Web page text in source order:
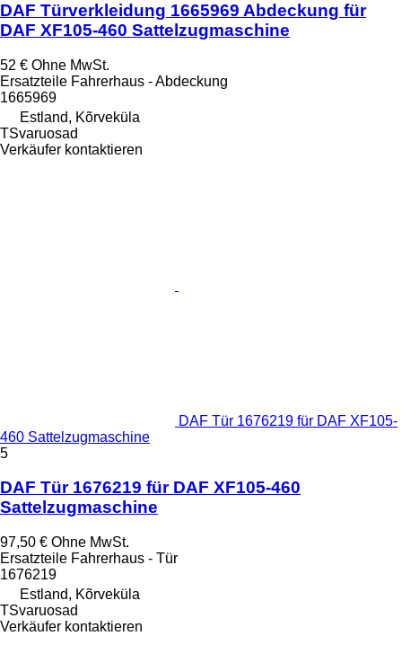
DAF Türverkleidung 1665969 Abdeckung für
DAF XF105-460 Sattelzugmaschine
52 € Ohne MwSt.
Ersatzteile Fahrerhaus - Abdeckung
1665969
Estland, Kõrveküla
TSvaruosad
Verkäufer kontaktieren
DAF Tür 1676219 für DAF XF105-
460 Sattelzugmaschine
5
DAF Tür 1676219 für DAF XF105-460
Sattelzugmaschine
97,50 € Ohne MwSt.
Ersatzteile Fahrerhaus - Tür
1676219
Estland, Kõrveküla
TSvaruosad
Verkäufer kontaktieren